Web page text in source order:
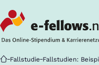
Startseite
Fallstudie Fallstudien: